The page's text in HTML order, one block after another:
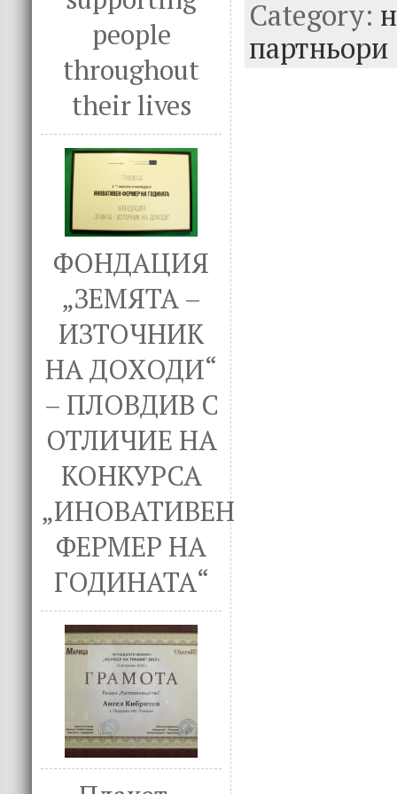
people
throughout
their lives
ФОНДАЦИЯ
„ЗЕМЯТА –
ИЗТОЧНИК
НА ДОХОДИ“
– ПЛОВДИВ С
ОТЛИЧИЕ НА
КОНКУРСА
„ИНОВАТИВЕН
ФЕРМЕР НА
ГОДИНАТА“
b
o
o
te
r
e
dI
n
Category:
партньори